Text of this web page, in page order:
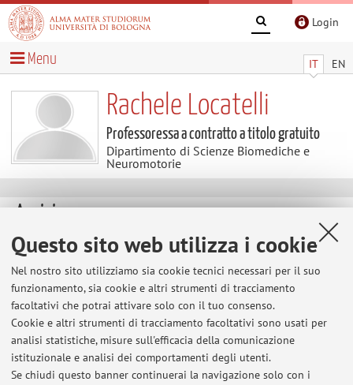
Questo sito web utilizza i cookie
Nel nostro sito utilizziamo sia cookie tecnici necessari per il suo
funzionamento, sia cookie e altri strumenti di tracciamento
facoltativi che potrai attivare solo con il tuo consenso.
Cookie e altri strumenti di tracciamento facoltativi sono usati per
analisi statistiche, misure sull'efficacia della comunicazione
istituzionale e analisi dei comportamenti degli utenti.
Se chiudi questo banner continuerai la navigazione solo con i
Login
IT EN
Menu
Rachele Locatelli
Professoressa a contratto a titolo gratuito
Dipartimento di Scienze Biomediche e
Neuromotorie
Avvisi
Al momento non sono presenti avvisi.
Area riservata
Accedi tramite login per gestire tutti i contenuti del sito.